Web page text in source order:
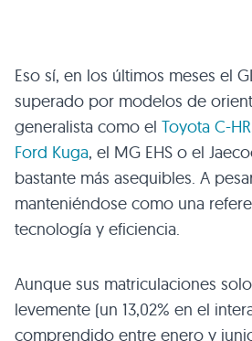
Eso sí, en los últimos meses el
superado por modelos de
generalista como el Toyota C-HR
Ford Kuga, el MG EHS o el
bastante más asequibles. A
manteniéndose como una
tecnología y eficiencia.
Aunque sus matriculaciones
levemente (un 13,02% en el
comprendido entre enero y